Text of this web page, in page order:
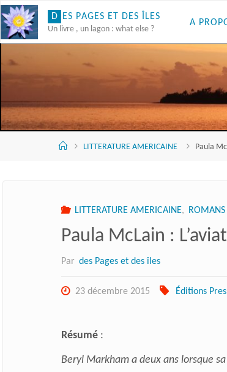
Skip
to
content
D ES PAGES ET DES LES
Un livre , un lagon : what else ?
A
AccueilLITTERATURE AMERICAINE Paula
LITTERATURE AMERICAINE, ROMANS
Paula McLain :
Par des Pages et des îles
23 décembre 2015 Éditions
Résumé:
Beryl Markham a deux ans lorsque